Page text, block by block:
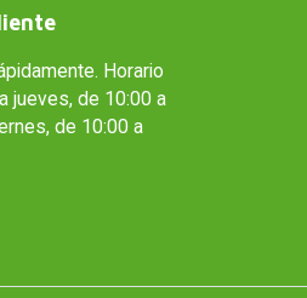
Horario
jueves, de 10:00 a
de 10:00 a